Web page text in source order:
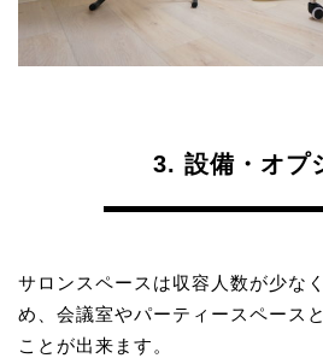
3. 設備・オプ
サロンスペースは収容人数が少な
め、会議室やパーティースペース
ことが出来ます。